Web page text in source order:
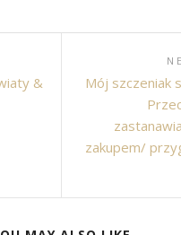
&
Mój szczeniak
zakupem/